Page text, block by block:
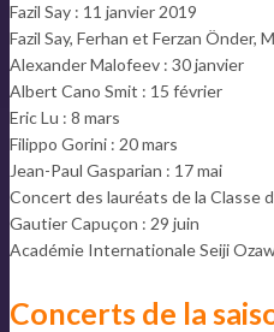
Fazil Say : 11 janvier 2019
Fazil Say, Ferhan et Ferzan Önder,
Alexander Malofeev : 30 janvier
Albert Cano Smit : 15 février
Eric Lu : 8 mars
Filippo Gorini : 20 mars
Jean-Paul Gasparian : 17 mai
Concert des lauréats de la Classe
Gautier Capuçon : 29 juin
Académie Internationale Seiji
Concerts de la